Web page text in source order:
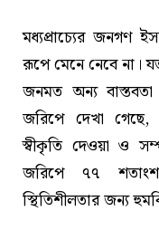
মধ্যপ্রাচ্যের জনগণ
রূপে মেনে নেবে না।
জনমত অন্য
জরিপে দেখা গেছে,
স্বীকৃতি দেওয়া ও
জরিপে ৭৭ শতাংশ
স্থিতিশীলতার জন্য